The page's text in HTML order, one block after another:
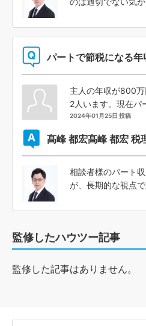
パートで節税になる
主人の年収が800
2人います。現在パ
2024年01月25日 投稿
髙峰 都宏髙峰 都宏 税
相談者様のパート
が、長期的な視点
監修したハウツー記事
監修した記事はありません。